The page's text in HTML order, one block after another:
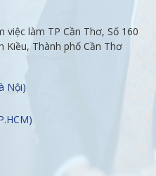
việc làm TP Cần Thơ, Số 160
Thành phố Cần Thơ
Nội)